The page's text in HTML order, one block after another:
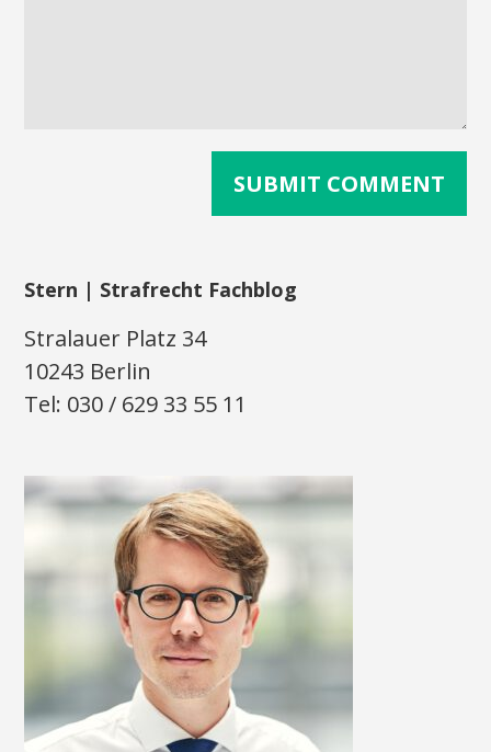
Stern | Strafrecht Fachblog
Stralauer Platz 34
10243 Berlin
Tel: 030 / 629 33 55 11